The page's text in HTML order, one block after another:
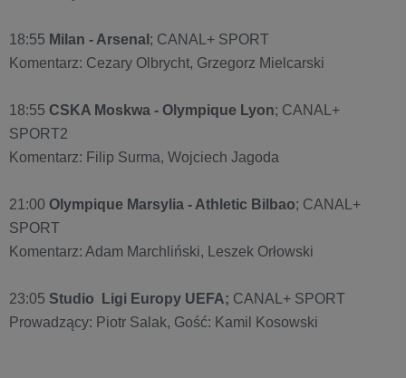
18:55 Milan - Arsenal ; CANAL+ SPORT
Komentarz: Cezary Olbrycht, Grzegorz Mielcarski
18:55 CSKA Moskwa - Olympique Lyon; CANAL+
SPORT2
Komentarz: Filip Surma, Wojciech Jagoda
21:00 Olympique Marsylia - Athletic Bilbao; CANAL+
SPORT
Komentarz: Adam Marchliński, Leszek Orłowski
23:05 Studio Ligi Europy UEFA; CANAL+ SPORT
Prowadzący: Piotr Salak, Gość: Kamil Kosowski